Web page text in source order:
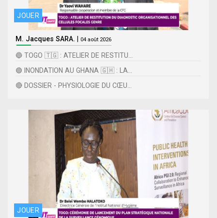
JOUER
M. Jacques SARA. | 04 août 2026
🔵 TOGO 🇹🇬 : ATELIER DE RESTITU...
🟢 INONDATION AU GHANA 🇬🇭 : LA...
🔴 DOSSIER - PHYSIOLOGIE DU CŒU...
JOUER